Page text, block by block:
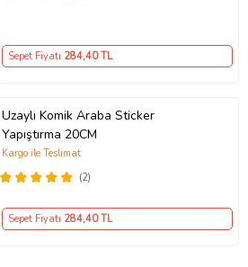
Sepet Fiyatı 284,40 TL
Uzaylı Komik Araba Sticker
Yapıştırma 20CM
(2)
Kargo ile Teslimat
Sepet Fiyatı 284,40 TL